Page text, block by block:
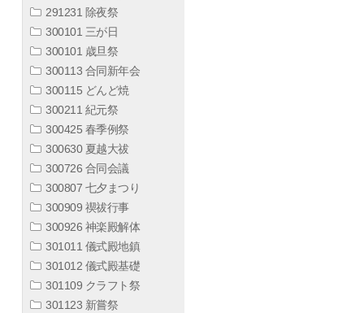
291231 除夜祭
300101 三が日
300101 歳旦祭
300113 合同新年会
300115 どんど焼
300211 紀元祭
300425 春季例祭
300630 夏越大祓
300726 合同会議
300807 七夕まつり
300909 禊祓行事
300926 神楽殿解体
301011 儀式殿地鎮
301012 儀式殿基礎
301109 クラフト祭
301123 新嘗祭